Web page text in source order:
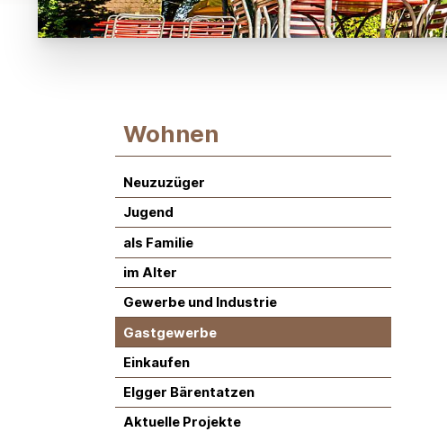
Subnavigation:
Wohnen
Neuzuzüger
Jugend
als Familie
im Alter
Gewerbe und Industrie
Gastgewerbe
Einkaufen
Elgger Bärentatzen
Aktuelle Projekte